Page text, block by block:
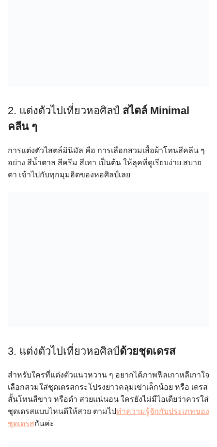
2. แต่งตัวไปเที่ยวหอศิลป์ สไตล์ Minimal
คลีน ๆ
การแต่งตัวไสตล์มินิมัล คือ การเลือกสวมเสื้อผ้าโทนสีคลีน ๆ
อย่าง สีน้ำตาล สีครีม สีเทา เป็นต้น ให้ลุคที่ดูเรียบง่าย สบาย
ตา เข้าไปกับทุกมุมฮิตของหอศิลป์เลย
3. แต่งตัวไปเที่ยวหอศิลป์ด้วยชุดเดรส
สำหรับใครที่แต่งตัวแนวหวาน ๆ อยากได้ภาพฟีลเกาหลีเกาใจ
เลือกสวมใส่ชุดเดรสกระโปรงยาวคลุมเข่าเล็กน้อย หรือ เดรส
สั้นโทนสีขาว หรือดำ สวยแน่นอน ใครยังไม่มีไอเดียว่าควรใส่
ชุดเดรสแบบไหนดีให้สวย ตามไปทำความรู้จักกับประเภทของ
ชุดเดรสกันค่ะ